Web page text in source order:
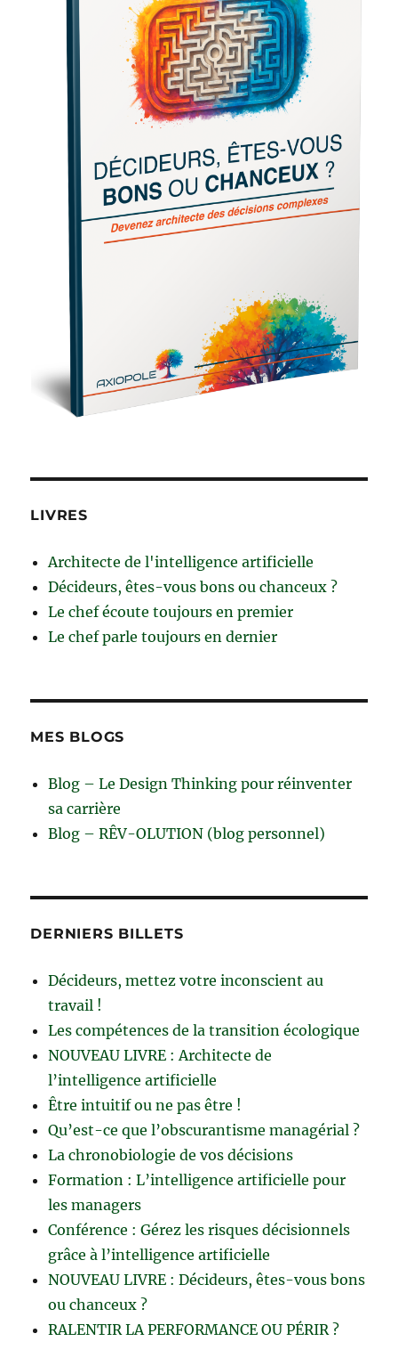
LIVRES
Architecte de l'intelligence artificielle
Décideurs, êtes-vous bons ou chanceux ?
Le chef écoute toujours en premier
Le chef parle toujours en dernier
MES BLOGS
Blog – Le Design Thinking pour réinventer
sa carrière
Blog – RÊV-OLUTION (blog personnel)
DERNIERS BILLETS
Décideurs, mettez votre inconscient au
travail !
Les compétences de la transition écologique
NOUVEAU LIVRE : Architecte de
l’intelligence artificielle
Être intuitif ou ne pas être !
Qu’est-ce que l’obscurantisme managérial ?
La chronobiologie de vos décisions
Formation : L’intelligence artificielle pour
les managers
Conférence : Gérez les risques décisionnels
grâce à l’intelligence artificielle
NOUVEAU LIVRE : Décideurs, êtes-vous bons
ou chanceux ?
RALENTIR LA PERFORMANCE OU PÉRIR ?